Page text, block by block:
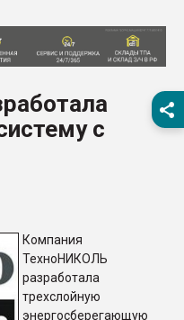
Всё, что касается
бутылок
Материал поверхности
вакуумного
Продам отходы
с
Компания
ТехноНИКОЛЬ
разработала
трехслойную
энергосберегающую